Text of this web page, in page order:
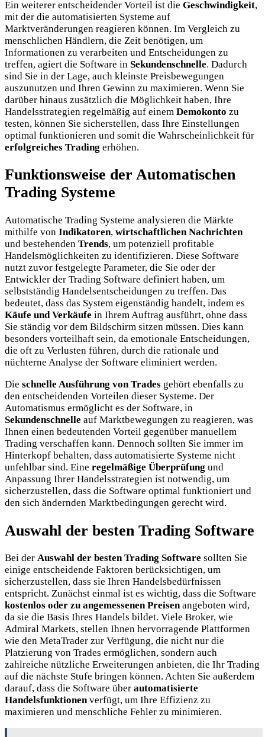
Ein weiterer entscheidender Vorteil ist die Geschwindigkeit,
mit der die automatisierten Systeme auf
Marktveränderungen reagieren können. Im Vergleich zu
menschlichen Händlern, die Zeit benötigen, um
Informationen zu verarbeiten und Entscheidungen zu
treffen, agiert die Software in Sekundenschnelle. Dadurch
sind Sie in der Lage, auch kleinste Preisbewegungen
auszunutzen und Ihren Gewinn zu maximieren. Wenn Sie
darüber hinaus zusätzlich die Möglichkeit haben, Ihre
Handelsstrategien regelmäßig auf einem Demokonto zu
testen, können Sie sicherstellen, dass Ihre Einstellungen
optimal funktionieren und somit die Wahrscheinlichkeit für
erfolgreiches Trading erhöhen.
Funktionsweise der Automatischen
Trading Systeme
Automatische Trading Systeme analysieren die Märkte
mithilfe von Indikatoren, wirtschaftlichen Nachrichten
und bestehenden Trends, um potenziell profitable
Handelsmöglichkeiten zu identifizieren. Diese Software
nutzt zuvor festgelegte Parameter, die Sie oder der
Entwickler der Trading Software definiert haben, um
selbstständig Handelsentscheidungen zu treffen. Das
bedeutet, dass das System eigenständig handelt, indem es
Käufe und Verkäufe in Ihrem Auftrag ausführt, ohne dass
Sie ständig vor dem Bildschirm sitzen müssen. Dies kann
besonders vorteilhaft sein, da emotionale Entscheidungen,
die oft zu Verlusten führen, durch die rationale und
nüchterne Analyse der Software eliminiert werden.
Die schnelle Ausführung von Trades gehört ebenfalls zu
den entscheidenden Vorteilen dieser Systeme. Der
Automatismus ermöglicht es der Software, in
Sekundenschnelle auf Marktbewegungen zu reagieren, was
Ihnen einen bedeutenden Vorteil gegenüber manuellem
Trading verschaffen kann. Dennoch sollten Sie immer im
Hinterkopf behalten, dass automatisierte Systeme nicht
unfehlbar sind. Eine regelmäßige Überprüfung und
Anpassung Ihrer Handelsstrategien ist notwendig, um
sicherzustellen, dass die Software optimal funktioniert und
den sich ändernden Marktbedingungen gerecht wird.
Auswahl der besten Trading Software
Bei der Auswahl der besten Trading Software sollten Sie
einige entscheidende Faktoren berücksichtigen, um
sicherzustellen, dass sie Ihren Handelsbedürfnissen
entspricht. Zunächst einmal ist es wichtig, dass die Software
kostenlos oder zu angemessenen Preisenangeboten wird,
da sie die Basis Ihres Handels bildet. Viele Broker, wie
Admiral Markets, stellen Ihnen hervorragende Plattformen
wie den MetaTrader zur Verfügung, die nicht nur die
Platzierung von Trades ermöglichen, sondern auch
zahlreiche nützliche Erweiterungen anbieten, die Ihr Trading
auf die nächste Stufe bringen können. Achten Sie außerdem
darauf, dass die Software über automatisierte
Handelsfunktionenverfügt, um Ihre Effizienz zu
maximieren und menschliche Fehler zu minimieren.